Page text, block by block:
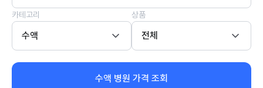
카테고리
수액
상품
전체
수액 병원 가격 조회